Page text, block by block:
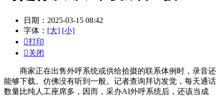
日期：2025-03-15 08:42
字体： [大] [小]
打印
关闭
商家正在出售外呼系统或供给拾掇的联系体例时，录音还
能够下载。仿佛没有听到一般。记者查询拜访发觉，每天通话
数量比纯人工座席多，因而，采办AI外呼系统后，还该当成